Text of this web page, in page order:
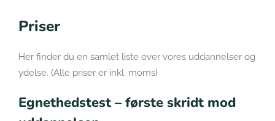
Priser
Her finder du en samlet liste over vores uddannelser og
ydelse. (Alle priser er inkl. moms)
Egnethedstest – første skridt mod